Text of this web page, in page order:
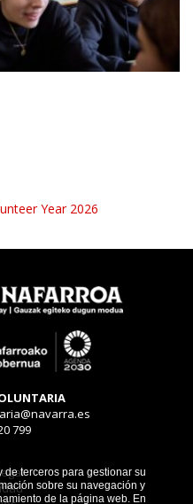
de terceros para gestionar su
sobre su navegación y
de la página web. En
799